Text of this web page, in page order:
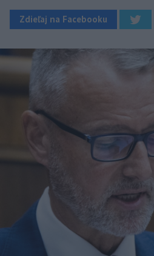
Zdieľaj na Facebooku